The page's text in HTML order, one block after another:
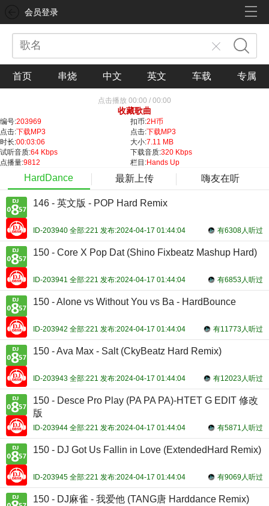
会员登录
首页 串烧 中文 英文 车载 专属
点击播放 00:00 / 00:00
收藏歌曲
编号:203969 扣币:2H币
点击:下载MP3 点击:下载MP3
时长:00:03:06 大小:7.11 MB
试听音质:64 Kbps 下载音质:320 Kbps
点播量:9812 栏目:Hands Up
HardDance 最新上传 嗨友在听
146 - 英文版 - POP Hard Remix
有6308人听过
ID-203940 全部:221 发布:2024-04-17 01:44:04
150 - Core X Pop Dat (Shino Fixbeatz Mashup Hard)
有6853人听过
ID-203941 全部:221 发布:2024-04-17 01:44:04
150 - Alone vs Without You vs Ba - HardBounce
有11773人听过
ID-203942 全部:221 发布:2024-04-17 01:44:04
150 - Ava Max - Salt (CkyBeatz Hard Remix)
有12023人听过
ID-203943 全部:221 发布:2024-04-17 01:44:04
150 - Desce Pro Play (PA PA PA)-HTET G EDIT 修改
版
有5871人听过
ID-203944 全部:221 发布:2024-04-17 01:44:04
150 - DJ Got Us Fallin in Love (ExtendedHard Remix)
有9069人听过
ID-203945 全部:221 发布:2024-04-17 01:44:04
150 - DJ麻雀 - 我爱他 (TANG唐 Harddance Remix)